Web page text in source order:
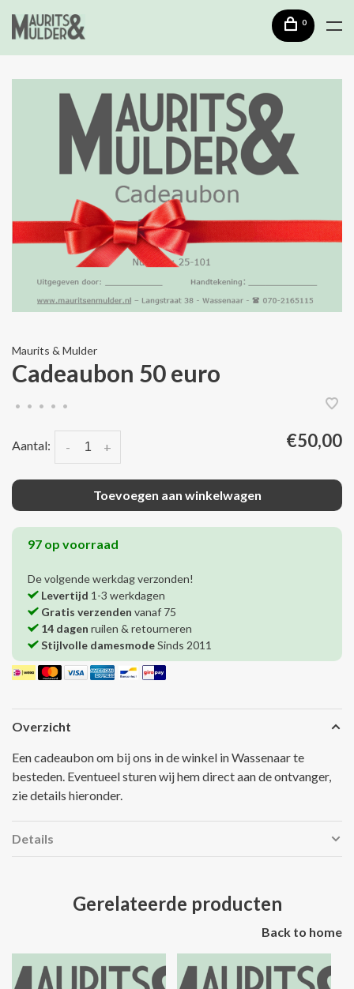
0
Maurits & Mulder
Cadeaubon 50 euro
• • • • •
Aantal: +
- €50,00
Toevoegen aan winkelwagen
97 op voorraad
De volgende werkdag verzonden!
Levertijd 1-3 werkdagen
Gratis verzenden vanaf 75
14 dagen ruilen & retourneren
Stijlvolle damesmodeSinds 2011
Overzicht
Een cadeaubon om bij ons in de winkel in Wassenaar te
besteden. Eventueel sturen wij hem direct aan de ontvanger,
zie details hieronder.
Details
Gerelateerde producten
Back to home